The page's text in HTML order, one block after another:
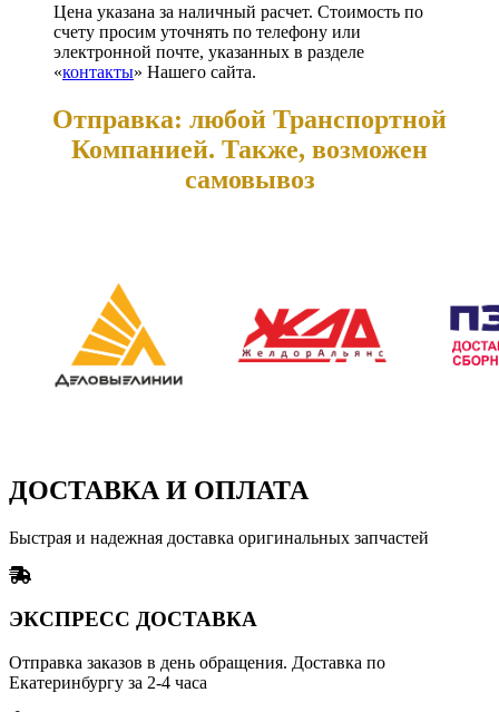
Цена указана за наличный расчет. Стоимость по
счету просим уточнять по телефону или
электронной почте, указанных в разделе
«контакты» Нашего сайта.
Отправка: любой Транспортной
Компанией. Также, возможен
самовывоз
ДОСТАВКА И ОПЛАТА
Быстрая и надежная доставка оригинальных запчастей
ЭКСПРЕСС ДОСТАВКА
Отправка заказов в день обращения. Доставка по
Екатеринбургу за 2-4 часа